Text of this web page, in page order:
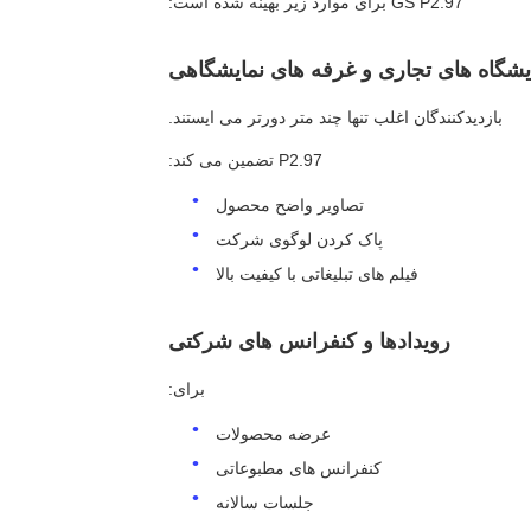
های تجاری و غرفه های نمایشگاهی
بازدیدکنندگان اغلب تنها چند متر دورتر می ایستند.
P2.97 تضمین می کند:
تصاویر واضح محصول
پاک کردن لوگوی شرکت
فیلم های تبلیغاتی با کیفیت بالا
رویدادها و کنفرانس های شرکتی
برای:
عرضه محصولات
کنفرانس های مطبوعاتی
جلسات سالانه